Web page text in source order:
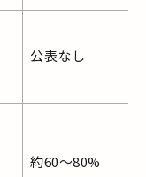
公表なし
約60～80%